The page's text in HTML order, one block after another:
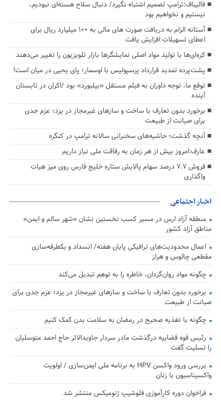
قالیباف:ترامپ تصمیم اشتباه نگیرد/ دنبال سلاح هسته‌ای نبودیم،
نیستیم و نخواهیم بود
آستانه الزام به دریافت صورت های مالی به ۱۰۰ میلیارد ریال برای
اعطای تسهیلات افزایش یافت
کره‌ای‌ها با تولید مواد اصلی نمایشگرها بازار تلویزیون را تغییر می‌دهند
پشت‌پرده تمدید قرارداد پرسپولیس با اوسمار؛ پای یحیی در میان است!
توقع ما، توجه داوران به فیلم مستقل «بیلبورد» بود /اکران در تابستان
آینده
برخورد بدون تعارف با ساخت‌ و سازهای غیرمجاز در یزد؛ عزم جدی
برای صیانت از طبیعت
آنچه گذشت؛ حاشیه‌های سخنرانی سالانه ترامپ در کنگره
عارف:امروز بیش از هر زمان به رفاقت ملی نیاز داریم
فروش ۷.۷ درصد سهام پالایش ستاره خلیج فارس روی میز هیات
واگذاری
اخبار اجتماعی
منطقه آزاد ارس در مسیر کسب نخستین نشان «شهر سالم و ایمن»
مناطق آزاد کشور
اعمال محدودیت‌های ترافیکی پایان هفته/ انسداد و یکطرفه‌سازی
مقطعی چالوس و هراز
چگونه مواد روان‌گردان، خاطره را به توهم تبدیل می‌کند
برخورد بدون تعارف با ساخت‌ و سازهای غیرمجاز در یزد؛ عزم جدی برای
صیانت از طبیعت
چگونه با تغذیه صحیح در رمضان به سلامت بدن کمک کنیم
رئیس قوه قضاییه درگذشت مادر سردار جاویدالاثر حاج احمد متوسلیان
را تسلیت گفت
بررسی ورود واکسن HPV به برنامه ملی ایمن‌سازی / اولویت
واکسیناسیون با زنان
فراخوان دوره کارآموزی فلوشیپ ژنومیکس منتشر شد